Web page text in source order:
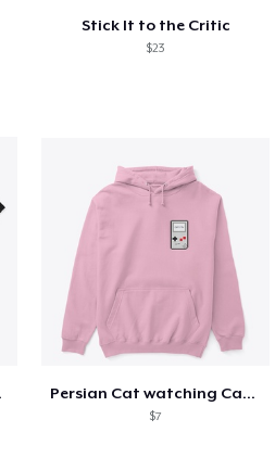
Stick It to the Critic
$23
Persian Cat watching Cats TV
$7